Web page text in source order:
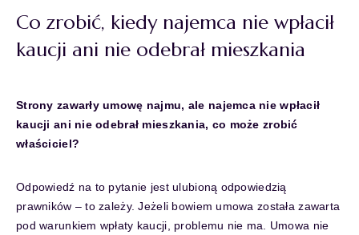
Co zrobić, kiedy najemca nie wpłacił
kaucji ani nie odebrał mieszkania
Strony zawarły umowę najmu, ale najemca nie wpłacił
kaucji ani nie odebrał mieszkania, co może zrobić
właściciel?
Odpowiedź na to pytanie jest ulubioną odpowiedzią
prawników – to zależy. Jeżeli bowiem umowa została zawarta
pod warunkiem wpłaty kaucji, problemu nie ma. Umowa nie